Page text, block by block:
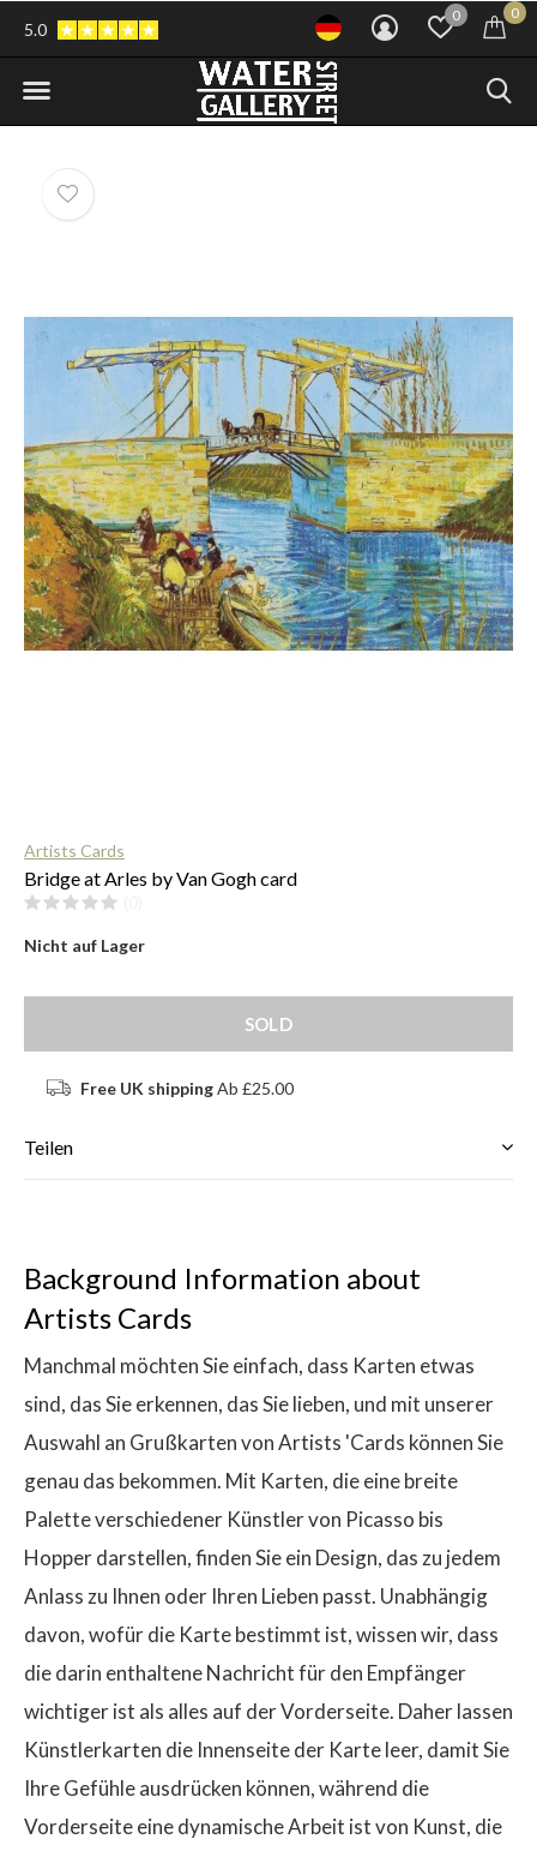
0 0
5.0
Artists Cards
Bridge at Arles by Van Gogh card
Nicht auf Lager
SOLD
Free UK shippingAb £25.00
Teilen
Background Information about
Artists Cards
Manchmal möchten Sie einfach, dass Karten etwas
sind, das Sie erkennen, das Sie lieben, und mit unserer
Auswahl an Grußkarten von Artists 'Cards können Sie
genau das bekommen. Mit Karten, die eine breite
Palette verschiedener Künstler von Picasso bis
Hopper darstellen, finden Sie ein Design, das zu jedem
Anlass zu Ihnen oder Ihren Lieben passt. Unabhängig
davon, wofür die Karte bestimmt ist, wissen wir, dass
die darin enthaltene Nachricht für den Empfänger
wichtiger ist als alles auf der Vorderseite. Daher lassen
Künstlerkarten die Innenseite der Karte leer, damit Sie
Ihre Gefühle ausdrücken können, während die
Vorderseite eine dynamische Arbeit ist von Kunst, die